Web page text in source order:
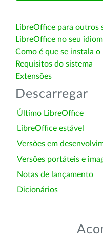
LibreOffice para outros
LibreOffice no seu
Como é que se instala
Requisitos do sistema
Extensões
Descarregar
Último LibreOffice
LibreOffice estável
Versões em
Versões portáteis e
Notas de lançamento
Dicionários